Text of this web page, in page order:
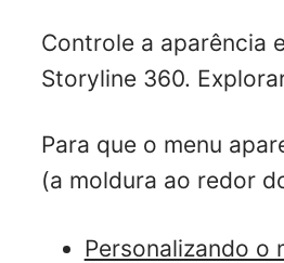
Controle a aparência
Storyline 360.
Para que o menu
(a moldura ao redor
Personalizando o